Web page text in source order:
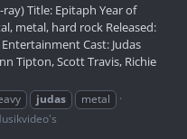
ray) Title: Epitaph Year of
metal, hard rock Released:
Cast: Judas
Tipton, Scott Travis, Richie
judas
metal